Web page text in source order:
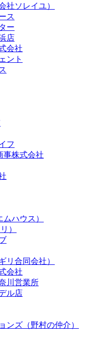
社ソレイユ）
ス
ー
店
会社
ント
フ
株式会社
ハウス）
）
リ合同会社）
会社
川営業所
ル店
ンズ（野村の仲介）